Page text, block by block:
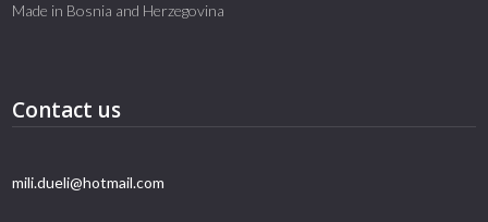
Made in Bosnia and Herzegovina
Contact us
mili.dueli@hotmail.com